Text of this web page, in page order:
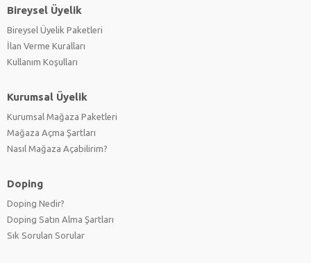
Bireysel Üyelik
Bireysel Üyelik Paketleri
İlan Verme Kuralları
Kullanım Koşulları
Kurumsal Üyelik
Kurumsal Mağaza Paketleri
Mağaza Açma Şartları
Nasıl Mağaza Açabilirim?
Doping
Doping Nedir?
Doping Satın Alma Şartları
Sık Sorulan Sorular